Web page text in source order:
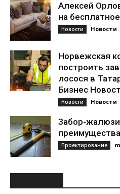
Алексей
на
Новости Новости
Норвежская
построить
лосося в
Бизнес
Новости Новости
Забор-
преимущества
Проектирование